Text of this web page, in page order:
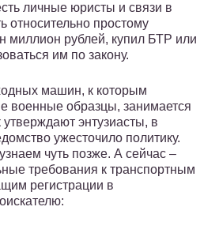
личные юристы и связи в
относительно простому
миллион рублей, купил БТР или
им по закону.
машин, к которым
военные образцы, занимается
утверждают энтузиасты, в
ужесточило политику.
чуть позже. А сейчас –
требования к транспортным
регистрации в